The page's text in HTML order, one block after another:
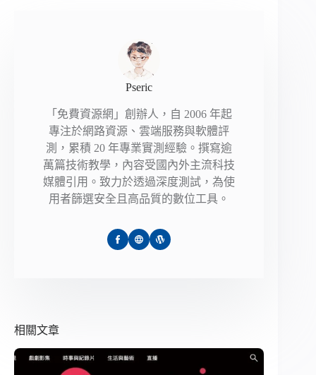
Pseric
「免費資源網」創辦人，自 2006 年起
專注於網路資源、雲端服務與軟體評
測，累積 20 年專業實測經驗。撰寫逾
萬篇技術教學，內容受國內外主流科技
媒體引用。致力於透過深度測試，為使
用者篩選安全且高品質的數位工具。
相關文章